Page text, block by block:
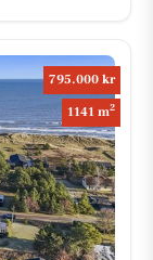
795.000 kr
1141 m2